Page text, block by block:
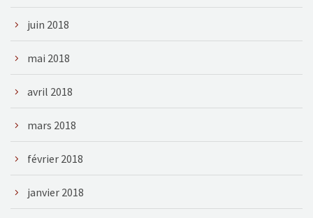
juin 2018
mai 2018
avril 2018
mars 2018
février 2018
janvier 2018